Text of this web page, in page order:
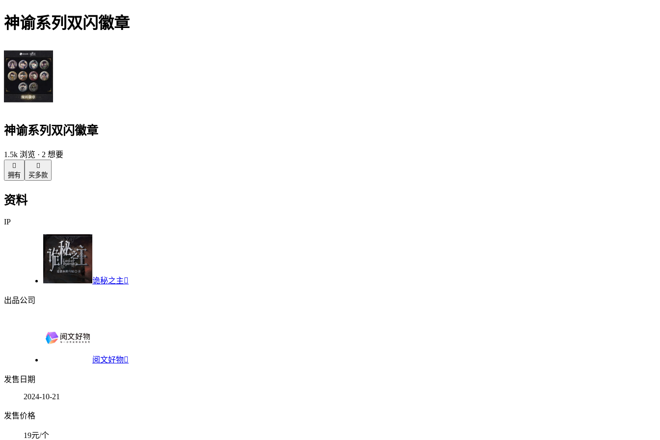
神谕系列双闪徽章
神谕系列双闪徽章
1.5k 浏览 · 2 想要

拥有

买多款
资料
IP
诡秘之主
出品公司
阅文好物
发售日期
2024-10-21
发售价格
19元/个